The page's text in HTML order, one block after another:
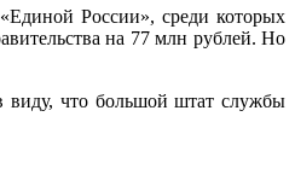
России», среди которых
на 77 млн рублей. Но
виду, что большой штат службы